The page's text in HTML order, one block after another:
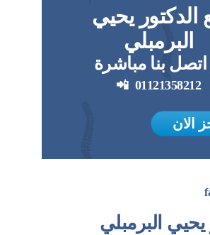
الدكتور يحيي
البرمبلي
اتصل بنا مباشرة
01121358212
📲
الان
يحيي البرمبلي